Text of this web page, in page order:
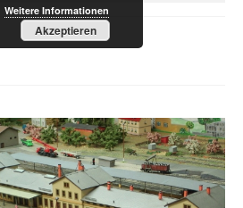
Weitere Informationen
Akzeptieren